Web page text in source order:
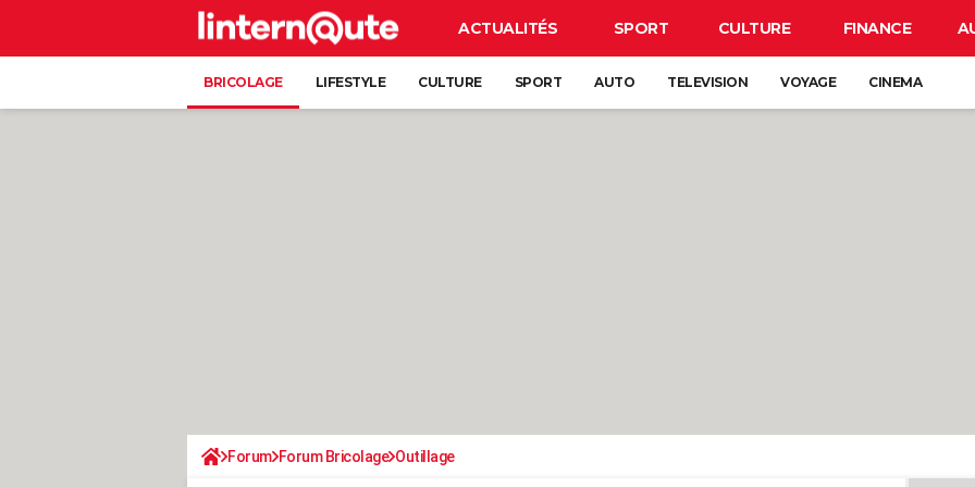
ACTUALITÉS SPORT CULTURE FINANCE
BRICOLAGE LIFESTYLE CULTURE SPORT AUTO TELEVISION VOYAGE CINEMA
Forum Forum Bricolage Outillage